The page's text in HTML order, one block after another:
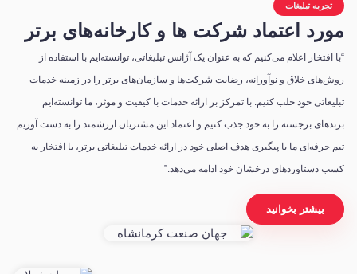
تجربه تبلیغات
مورد اعتماد شرکت ها و کارخانه‌های برتر
“با افتخار اعلام می‌کنیم که به عنوان یک آژانس تبلیغاتی، توانسته‌ایم با استفاده از
روش‌های خلاق و نوآورانه، رضایت شرکت‌ها و سازمان‌های برتر را در زمینه خدمات
تبلیغاتی خود جلب کنیم. با تمرکز بر ارائه خدمات با کیفیت و موثر، ما توانسته‌ایم
برندهای برجسته را به خود جذب کنیم و اعتماد این مشتریان ارزشمند را به دست آوریم.
تیم حرفه‌ای ما با پیگیری هدف اصلی خود در ارائه خدمات تبلیغاتی برتر، با افتخار به
کسب دستاوردهای درخشان خود ادامه می‌دهد.”
بیشتر بخوانید